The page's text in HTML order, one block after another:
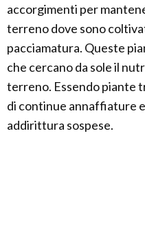
accorgimenti per
terreno dove sono
pacciamatura. Queste
che cercano da sole il
terreno. Essendo piante
di continue annaffiature
addirittura sospese.